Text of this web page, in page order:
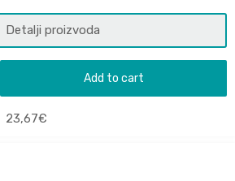
Detalji proizvoda
Add to cart
23,67€